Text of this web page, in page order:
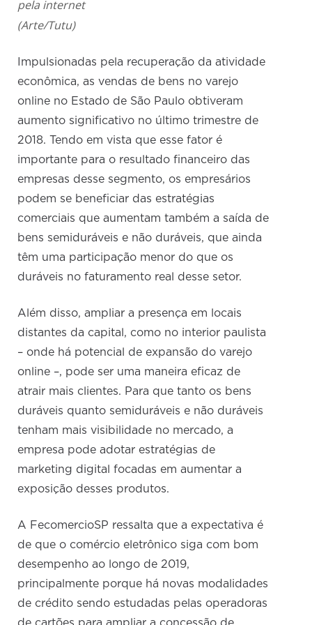
pela internet
(Arte/Tutu)
Impulsionadas pela recuperação da atividade
econômica, as vendas de bens no varejo
online no Estado de São Paulo obtiveram
aumento significativo no último trimestre de
2018. Tendo em vista que esse fator é
importante para o resultado financeiro das
empresas desse segmento, os empresários
podem se beneficiar das estratégias
comerciais que aumentam também a saída de
bens semiduráveis e não duráveis, que ainda
têm uma participação menor do que os
duráveis no faturamento real desse setor.
Além disso, ampliar a presença em locais
distantes da capital, como no interior paulista
– onde há potencial de expansão do varejo
online –, pode ser uma maneira eficaz de
atrair mais clientes. Para que tanto os bens
duráveis quanto semiduráveis e não duráveis
tenham mais visibilidade no mercado, a
empresa pode adotar estratégias de
marketing digital focadas em aumentar a
exposição desses produtos.
A FecomercioSP ressalta que a expectativa é
de que o comércio eletrônico siga com bom
desempenho ao longo de 2019,
principalmente porque há novas modalidades
de crédito sendo estudadas pelas operadoras